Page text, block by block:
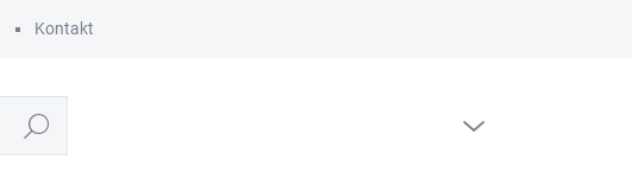
Kontakt
Hľadať